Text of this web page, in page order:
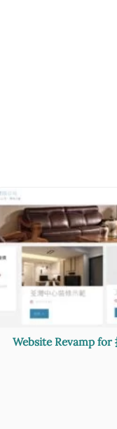
Website Revamp for